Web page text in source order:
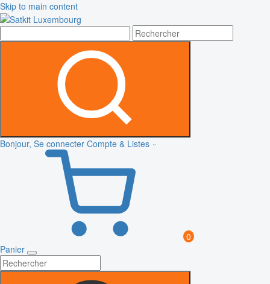
Skip to main content
Bonjour, Se connecter Compte & Listes
0
Panier